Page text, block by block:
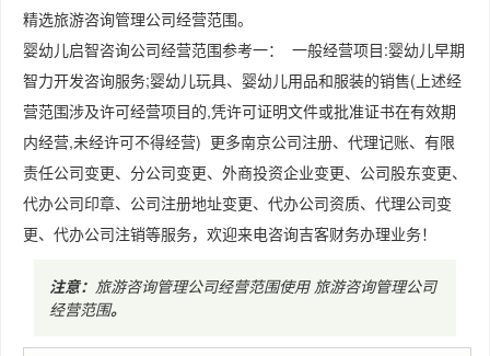
精选旅游咨询管理公司经营范围。
婴幼儿启智咨询公司经营范围参考一： 一般经营项目:婴幼儿早期
智力开发咨询服务;婴幼儿玩具、婴幼儿用品和服装的销售(上述经
营范围涉及许可经营项目的,凭许可证明文件或批准证书在有效期
内经营,未经许可不得经营) 更多南京公司注册、代理记账、有限
责任公司变更、分公司变更、外商投资企业变更、公司股东变更、
代办公司印章、公司注册地址变更、代办公司资质、代理公司变
更、代办公司注销等服务，欢迎来电咨询吉客财务办理业务！
注意： 旅游咨询管理公司经营范围使用 旅游咨询管理公司
经营范围。